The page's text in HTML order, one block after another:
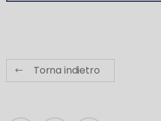
Torna indietro